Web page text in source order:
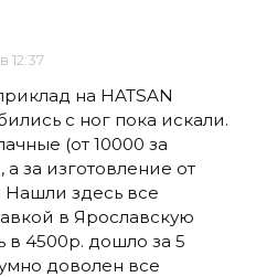
12:37
на HATSAN
с ног пока искали.
(от 10000 за
за изготовление от
Нашли здесь все
в Ярославскую
в 4500р. дошло за 5
доволен все